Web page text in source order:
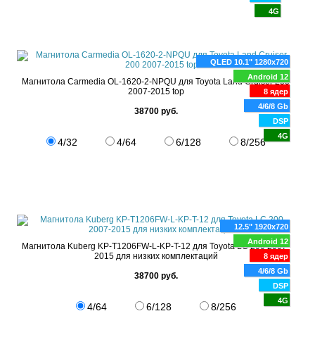
4G
QLED 10.1" 1280x720
Android 12
8 ядер
4/6/8 Gb
DSP
4G
Магнитола Carmedia OL-1620-2-NPQU для Toyota Land Cruiser 200
2007-2015 top
38700 руб.
4/32 4/64 6/128 8/256
12.5" 1920x720
Android 12
8 ядер
4/6/8 Gb
DSP
4G
Магнитола Kuberg KP-T1206FW-L-KP-T-12 для Toyota LC 200 2007-
2015 для низких комплектаций
38700 руб.
4/64 6/128 8/256